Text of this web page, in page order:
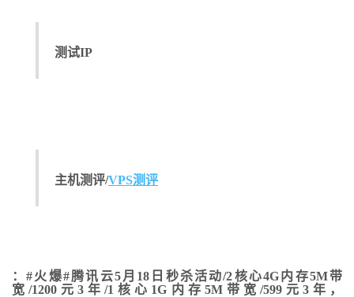
测试IP
主机测评/VPS测评
：#火爆#腾讯云5月18日秒杀活动/2核心4G内存5M带
宽/1200元3年/1核心1G内存5M带宽/599元3年，